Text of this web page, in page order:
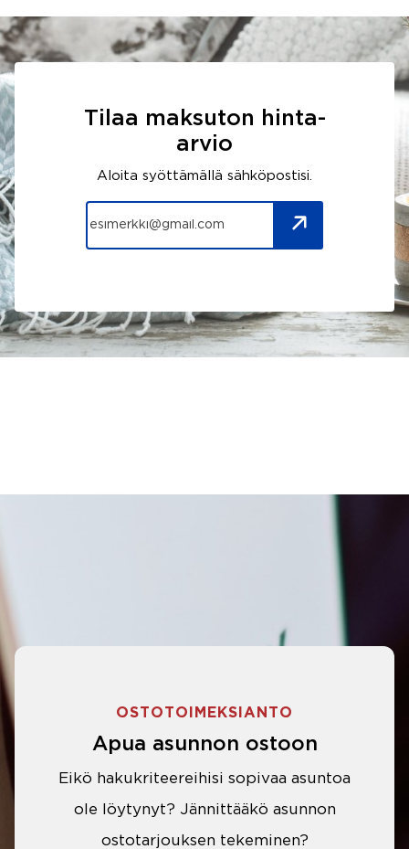
Tilaa maksuton hinta-
arvio
Aloita syöttämällä sähköpostisi.
OSTOTOIMEKSIANTO
Apua asunnon ostoon
Eikö hakukriteereihisi sopivaa asuntoa
ole löytynyt? Jännittääkö asunnon
ostotarjouksen tekeminen?